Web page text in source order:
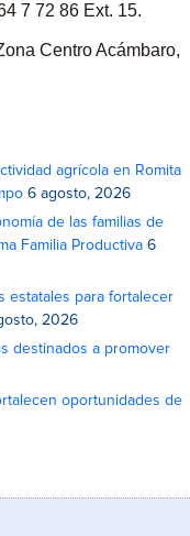
7 72 86 Ext. 15.
Centro Acámbaro,
agrícola en Romita
6 agosto, 2026
de las familias de
Familia Productiva 6
estatales para fortalecer
2026
destinados a promover
oportunidades de